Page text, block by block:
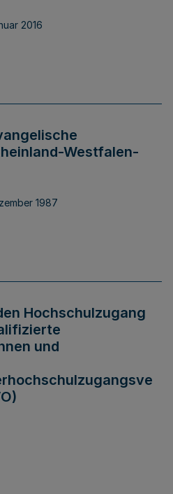
2016
Westfalen-
1987
Hochschulzugang
und